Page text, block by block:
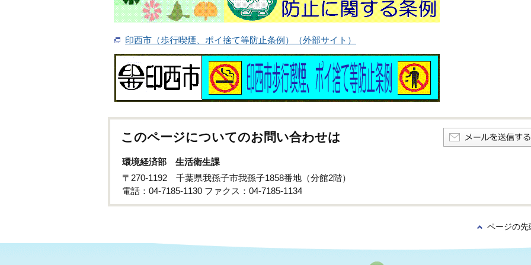
印西市（歩行喫煙、ポイ捨て等防止条例）（外部サイト）
このページについてのお問い合わせは
環境経済部 生活衛生課
〒270-1192 千葉県我孫子市我孫子1858番地（分館2階）
電話：04-7185-1130 ファクス：04-7185-1134
ページの先